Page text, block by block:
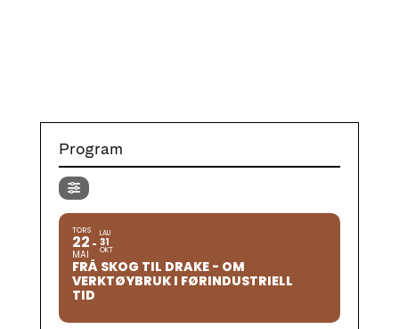
Program
TORS
22
MAI
LAU
31
OKT
FRÅ SKOG TIL DRAKE - OM
VERKTØYBRUK I FØRINDUSTRIELL
TID